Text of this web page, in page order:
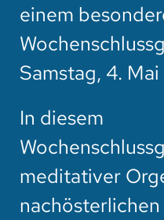
SPENDEN
SUCHE
einem
Samstag, 4. Mai
In diesem
meditativer